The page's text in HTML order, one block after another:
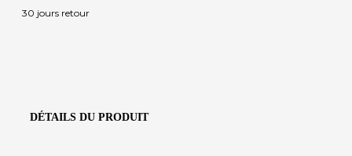
30 jours retour
DÉTAILS DU PRODUIT